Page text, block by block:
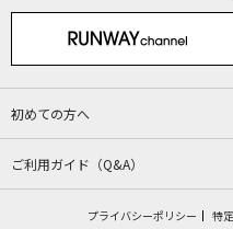
初めての方へ
ご利用ガイド（Q&A）
プライバシーポリシー 特